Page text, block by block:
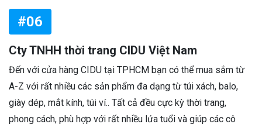
#06
Cty TNHH thời trang CIDU Việt Nam
Đến với cửa hàng CIDU tại TPHCM bạn có thể mua sắm từ
A-Z với rất nhiều các sản phẩm đa dạng từ túi xách, balo,
giày dép, mắt kính, túi ví.. Tất cả đều cực kỳ thời trang,
phong cách, phù hợp với rất nhiều lứa tuổi và giúp các cô